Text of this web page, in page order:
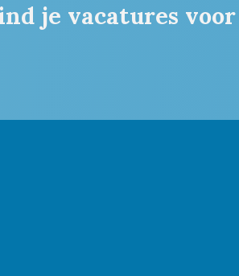
je vacatures voor